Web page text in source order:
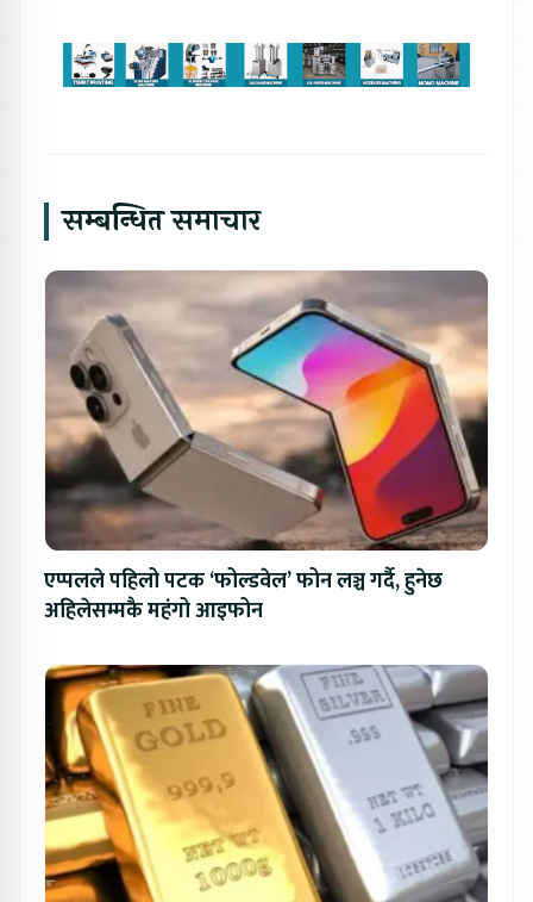
सम्बन्धित समाचार
एप्पलले पहिलो पटक ‘फोल्डवेल’ फोन लञ्च गर्दै, हुनेछ
अहिलेसम्मकै महंगो आइफोन